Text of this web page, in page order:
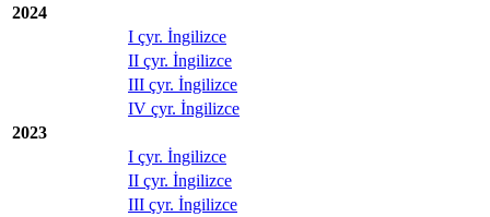
2024
I çyr. İngilizce
II çyr. İngilizce
III çyr. İngilizce
IV çyr. İngilizce
2023
I çyr. İngilizce
II çyr. İngilizce
III çyr. İngilizce